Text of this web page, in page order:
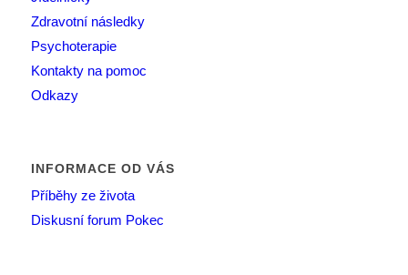
Zdravotní následky
Psychoterapie
Kontakty na pomoc
Odkazy
INFORMACE OD VÁS
Příběhy ze života
Diskusní forum Pokec